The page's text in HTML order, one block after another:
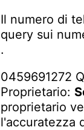
Il numero di
query sui
.
0459691272
Proprietario:
proprietario
l'accuratezza